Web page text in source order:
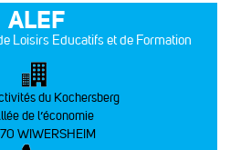
ALEF
Loisirs Educatifs et de Formation
du Kochersberg
de l’économie
WIWERSHEIM